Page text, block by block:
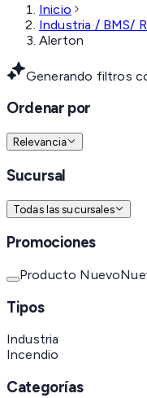
Inicio
Industria / BMS/
Alerton
Generando filtros
Ordenar por
Relevancia
Sucursal
Todas las sucursales
Promociones
Producto Nuevo
Tipos
Industria
Incendio
Categorías